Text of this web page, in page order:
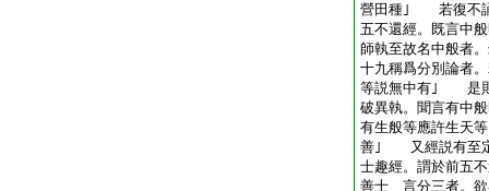
營田種｣ 若復不誦
五不還經。既言
師執至故名中般者
十九稱爲分別論者
等説無中有｣ 是則
破異執。聞言有中
有生般等應許生天
善｣ 又經説有至定
士趣經。謂於前五
善士 言分三者。欲